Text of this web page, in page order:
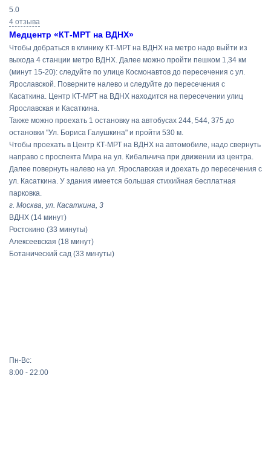
5.0
4 отзыва
Медцентр «КТ-МРТ на ВДНХ»
Чтобы добраться в клинику КТ-МРТ на ВДНХ на метро надо выйти из
выхода 4 станции метро ВДНХ. Далее можно пройти пешком 1,34 км
(минут 15-20): следуйте по улице Космонавтов до пересечения с ул.
Ярославской. Поверните налево и следуйте до пересечения с
Касаткина. Центр КТ-МРТ на ВДНХ находится на пересечении улиц
Ярославская и Касаткина.
Также можно проехать 1 остановку на автобусах 244, 544, 375 до
остановки "Ул. Бориса Галушкина" и пройти 530 м.
Чтобы проехать в Центр КТ-МРТ на ВДНХ на автомобиле, надо свернуть
направо с проспекта Мира на ул. Кибальчича при движении из центра.
Далее повернуть налево на ул. Ярославская и доехать до пересечения с
ул. Касаткина. У здания имеется большая стихийная бесплатная
парковка.
г. Москва, ул. Касаткина, 3
ВДНХ (14 минут)
Ростокино (33 минуты)
Алексеевская (18 минут)
Ботанический сад (33 минуты)
Пн-Вс:
8:00 - 22:00